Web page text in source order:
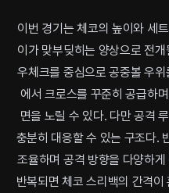
이번 경기는 체코의 높이와 세
이가 맞부딪히는 양상으로 전
우체크를 중심으로 공중볼 우
에서 크로스를 꾸준히 공급하
면을 노릴 수 있다. 다만 공격
충분히 대응할 수 있는 구조다.
조율하며 공격 방향을 다양하
반복되면 체코 스리백의 간격